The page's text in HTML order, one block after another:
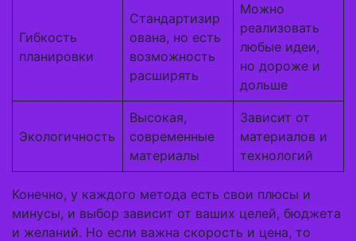
Гибкость
планировки
Стандартизир
ована, но есть
возможность
расширять
Можно
реализовать
любые идеи,
но дороже и
дольше
Экологичность
Высокая,
современные
материалы
Зависит от
материалов и
технологий
Конечно, у каждого метода есть свои плюсы и
минусы, и выбор зависит от ваших целей, бюджета
и желаний. Но если важна скорость и цена, то